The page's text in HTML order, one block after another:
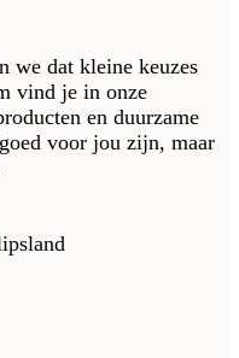
we dat kleine keuzes
vind je in onze
en duurzame
voor jou zijn, maar